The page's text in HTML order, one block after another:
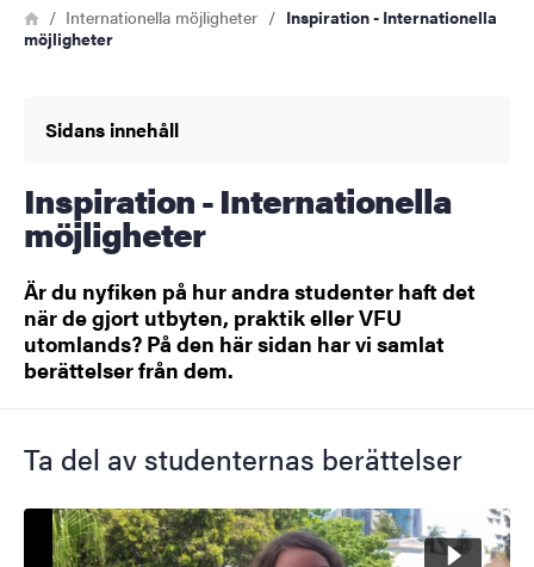
Länkstig
HemInternationella möjligheter
Inspiration - Internationella
möjligheter
Sidans innehåll
Inspiration - Internationella
möjligheter
Är du nyfiken på hur andra studenter haft det
när de gjort utbyten, praktik eller VFU
utomlands? På den här sidan har vi samlat
berättelser från dem.
Ta del av studenternas berättelser